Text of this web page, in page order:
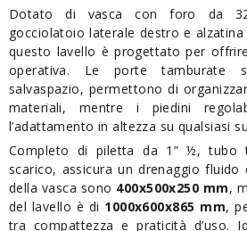
Dotato di vasca con foro da
gocciolatoio laterale destro e
questo lavello è progettato per
operativa. Le porte tamburate
salvaspazio, permettono di
materiali, mentre i piedini
l’adattamento in altezza su qualsiasi
Completo di piletta da 1” ½, tubo
scarico, assicura un drenaggio fluido
della vasca sono 400x500x250 mm,
del lavello è di 1000x600x865 mm,
tra compattezza e praticità d’uso.